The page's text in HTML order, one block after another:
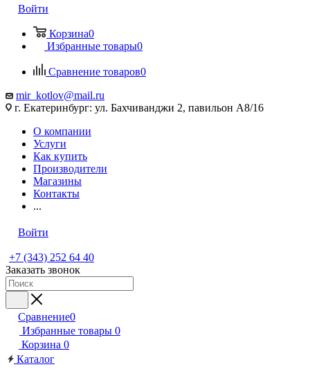
Войти
Корзина0
Избранные товары0
Сравнение товаров0
mir_kotlov@mail.ru
г. Екатеринбург: ул. Бахчиванджи 2, павильон А8/16
О компании
Услуги
Как купить
Производители
Магазины
Контакты
...
Войти
+7 (343) 252 64 40
Заказать звонок
Сравнение0
Избранные товары 0
Корзина 0
Каталог